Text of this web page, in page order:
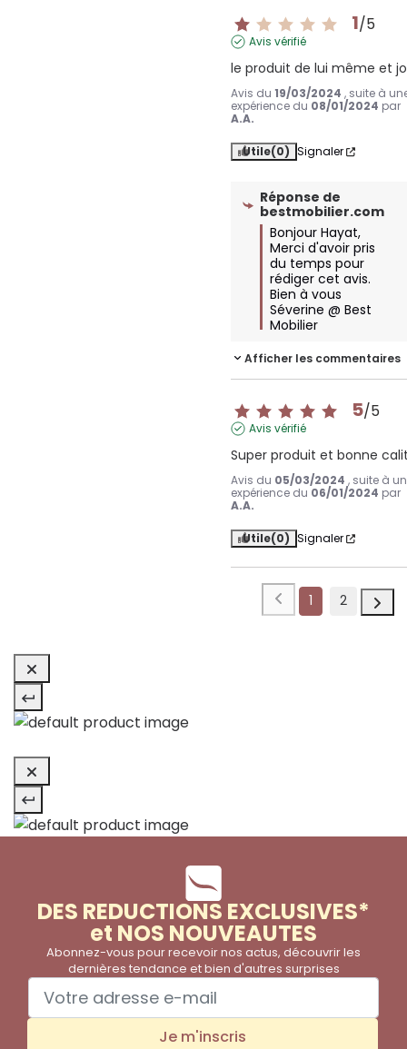
1/5
Avis vérifié
le produit de lui même et
Avis du19/03/2024 , suite à
expérience du 08/01/2024 par
A.A.
Utile(0) Signaler
Réponse de
bestmobilier.com
Bonjour Hayat,
Merci d'avoir pris
du temps pour
rédiger cet avis.
Bien à vous
Séverine @ Best
Mobilier
Afficher les commentaires
5/5
Avis vérifié
Super produit et bonne
Avis du 05/03/2024 , suite à
expérience du 06/01/2024 par
A.A.
Utile(0) Signaler
1 2
DES REDUCTIONS EXCLUSIVES*
et NOS NOUVEAUTES
Abonnez-vous pour recevoir nos actus, découvrir les
dernières tendance et bien d'autres surprises
Je m'inscris